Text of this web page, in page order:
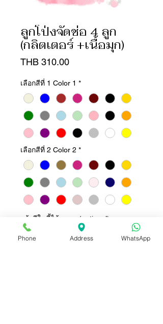
ลูกโป่งจัดช่อ 4 ลูก
(กลิตเตอร์ +เนื้อมุก)
THB 310.00Price
เลือกสีที่ 1 Color 1 *
เลือกสีที่ 2 Color 2 *
แจ้งสีในนี้ได้นะคะ (optional)
Phone Address WhatsApp